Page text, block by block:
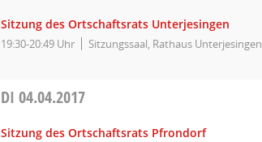
Sitzung des Ortschaftsrats Unterjesingen
19:30-20:49 Uhr Sitzungssaal, Rathaus Unterjesingen
DI04.04.2017
Sitzung des Ortschaftsrats Pfrondorf